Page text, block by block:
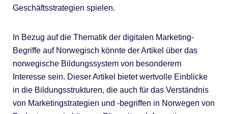
Geschäftsstrategien spielen.
In Bezug auf die Thematik der digitalen Marketing-
Begriffe auf Norwegisch könnte der Artikel über das
norwegische Bildungssystem von besonderem
Interesse sein. Dieser Artikel bietet wertvolle Einblicke
in die Bildungsstrukturen, die auch für das Verständnis
von Marketingstrategien und -begriffen in Norwegen von